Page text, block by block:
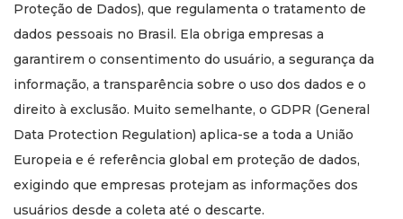
Proteção de Dados), que regulamenta o tratamento de
dados pessoais no Brasil. Ela obriga empresas a
garantirem o consentimento do usuário, a segurança da
informação, a transparência sobre o uso dos dados e o
direito à exclusão. Muito semelhante, o GDPR (General
Data Protection Regulation) aplica-se a toda a União
Europeia e é referência global em proteção de dados,
exigindo que empresas protejam as informações dos
usuários desde a coleta até o descarte.